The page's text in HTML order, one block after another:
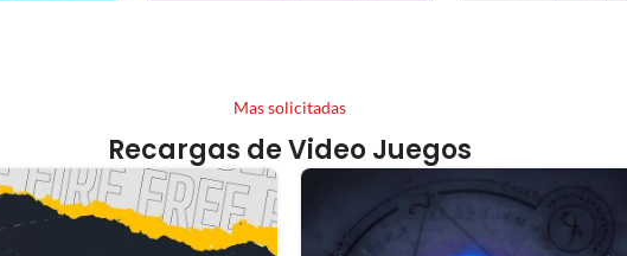
Juegos
Mas solicitadas
Recargas de Video Juegos